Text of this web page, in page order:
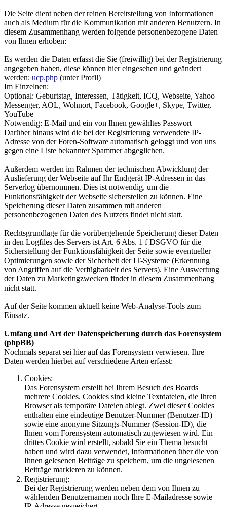
Die Seite dient neben der reinen Bereitstellung von Informationen
auch als Medium für die Kommunikation mit anderen Benutzern. In
diesem Zusammenhang werden folgende personenbezogene Daten
von Ihnen erhoben:
Es werden die Daten erfasst die Sie (freiwillig) bei der Registrierung
angegeben haben, diese können hier eingesehen und geändert
werden: ucp.php (unter Profil)
Im Einzelnen:
Optional: Geburtstag, Interessen, Tätigkeit, ICQ, Webseite, Yahoo
Messenger, AOL, Wohnort, Facebook, Google+, Skype, Twitter,
YouTube
Notwendig: E-Mail und ein von Ihnen gewähltes Passwort
Darüber hinaus wird die bei der Registrierung verwendete IP-
Adresse von der Foren-Software automatisch geloggt und von uns
gegen eine Liste bekannter Spammer abgeglichen.
Außerdem werden im Rahmen der technischen Abwicklung der
Auslieferung der Webseite auf Ihr Endgerät IP-Adressen in das
Serverlog übernommen. Dies ist notwendig, um die
Funktionsfähigkeit der Webseite sicherstellen zu können. Eine
Speicherung dieser Daten zusammen mit anderen
personenbezogenen Daten des Nutzers findet nicht statt.
Rechtsgrundlage für die vorübergehende Speicherung dieser Daten
in den Logfiles des Servers ist Art. 6 Abs. 1 f DSGVO für die
Sicherstellung der Funktionsfähigkeit der Seite sowie eventueller
Optimierungen sowie der Sicherheit der IT-Systeme (Erkennung
von Angriffen auf die Verfügbarkeit des Servers). Eine Auswertung
der Daten zu Marketingzwecken findet in diesem Zusammenhang
nicht statt.
Auf der Seite kommen aktuell keine Web-Analyse-Tools zum
Einsatz.
Umfang und Art der Datenspeicherung durch das Forensystem
(phpBB)
Nochmals separat sei hier auf das Forensystem verwiesen. Ihre
Daten werden hierbei auf verschiedene Arten erfasst:
Cookies:
Das Forensystem erstellt bei Ihrem Besuch des Boards
mehrere Cookies. Cookies sind kleine Textdateien, die Ihren
Browser als temporäre Dateien ablegt. Zwei dieser Cookies
enthalten eine eindeutige Benutzer-Nummer (Benutzer-ID)
sowie eine anonyme Sitzungs-Nummer (Session-ID), die
Ihnen vom Forensystem automatisch zugewiesen wird. Ein
drittes Cookie wird erstellt, sobald Sie ein Thema besucht
haben und wird dazu verwendet, Informationen über die von
Ihnen gelesenen Beiträge zu speichern, um die ungelesenen
Beiträge markieren zu können.
Registrierung:
Bei der Registrierung werden neben dem von Ihnen zu
wählenden Benutzernamen noch Ihre E-Mailadresse sowie